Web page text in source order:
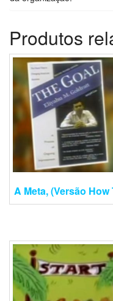
Produtos
A Meta, (Versão How